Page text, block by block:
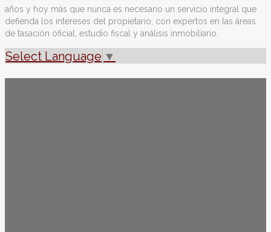
años y hoy más que nunca es necesario un servicio integral que
defienda los intereses del propietario, con expertos en las áreas
de tasación oficial, estudio fiscal y análisis inmobiliario.
Select Language ▼